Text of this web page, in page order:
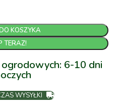
KOSZYKA
TERAZ!
ogrodowych: 6-10 dni
WYSYŁKI